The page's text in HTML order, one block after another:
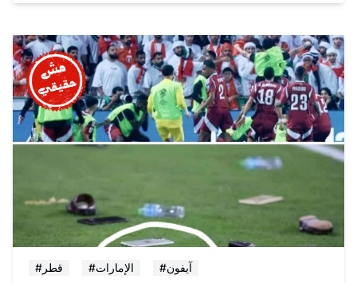
#قطر #الإمارات #آيفون